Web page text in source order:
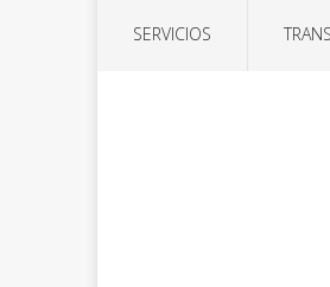
SERVICIOS